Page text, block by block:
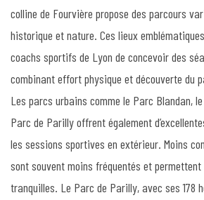
colline de Fourvière propose des parcours
historique et nature. Ces lieux
coachs sportifs de Lyon de concevoir des
combinant effort physique et découverte du
Les parcs urbains comme le Parc Blandan,
Parc de Parilly offrent également
les sessions sportives en extérieur. Moins
sont souvent moins fréquentés et permettent
tranquilles. Le Parc de Parilly, avec ses 178